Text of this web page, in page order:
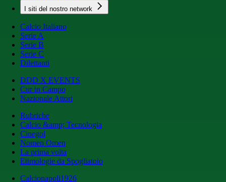
I siti del nostro network
Calcio Italiano
Serie A
Serie B
Serie C
Dilettanti
DDD X EVENTS
Cur in Campo
Nazionale Attori
Rubriche
Calcio &amp; Tecnologia
Cinegol
Nomen Omen
La prima volta
Etimologie da Spogliatoio
Calcionapoli1926